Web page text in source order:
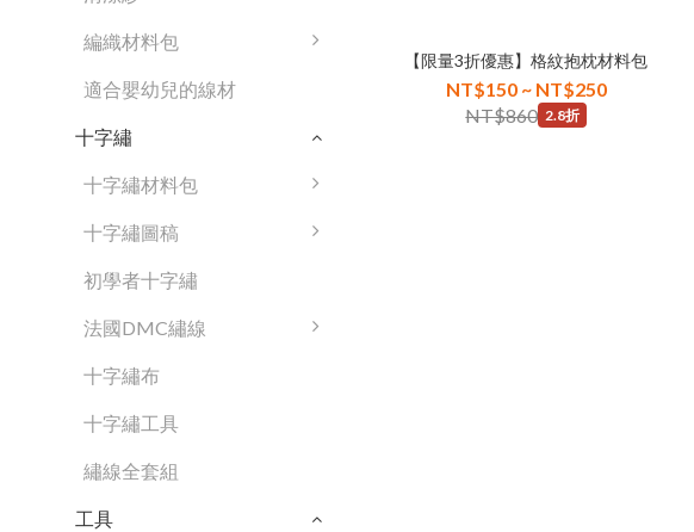
編織材料包
適合嬰幼兒的線材
十字繡
十字繡材料包
十字繡圖稿
初學者十字繡
法國DMC繡線
十字繡布
十字繡工具
繡線全套組
工具
【限量3折優惠】格紋抱枕材料包
NT$150 ~ NT$250
NT$860 2.8折